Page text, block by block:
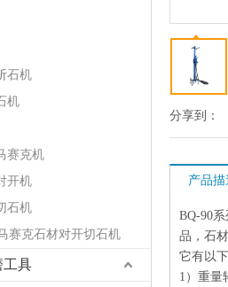
石机
机
赛克机
开机
石机
赛克石材对开切石机
工具
分享到：
产品描
BQ-90
品，石
它有以
1）重量